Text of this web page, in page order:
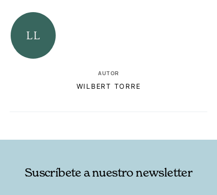
AUTOR
WILBERT TORRE
Suscríbete a nuestro newsletter